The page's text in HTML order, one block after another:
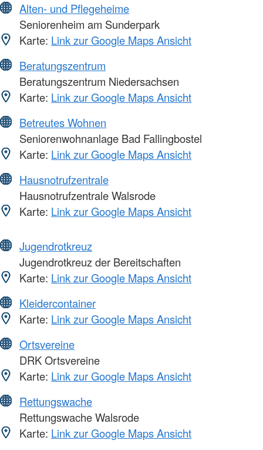
Alten- und Pflegeheime
Seniorenheim am Sunderpark
Karte: Link zur Google Maps Ansicht
Beratungszentrum
Beratungszentrum Niedersachsen
Karte: Link zur Google Maps Ansicht
Betreutes Wohnen
Seniorenwohnanlage Bad Fallingbostel
Karte: Link zur Google Maps Ansicht
Hausnotrufzentrale
Hausnotrufzentrale Walsrode
Karte: Link zur Google Maps Ansicht
Jugendrotkreuz
Jugendrotkreuz der Bereitschaften
Karte: Link zur Google Maps Ansicht
Kleidercontainer
Karte: Link zur Google Maps Ansicht
Ortsvereine
DRK Ortsvereine
Karte: Link zur Google Maps Ansicht
Rettungswache
Rettungswache Walsrode
Karte: Link zur Google Maps Ansicht